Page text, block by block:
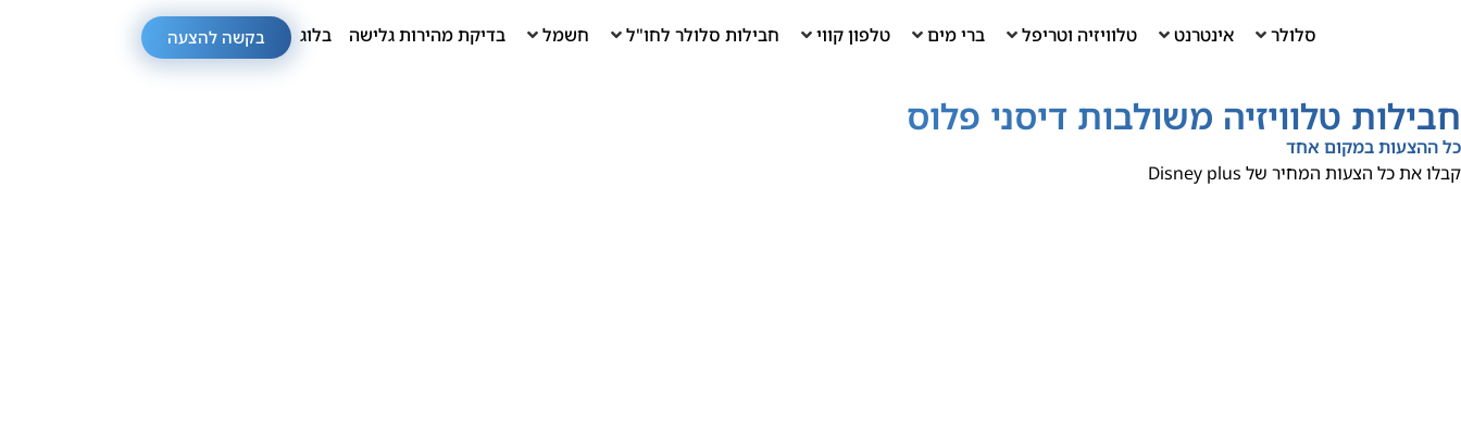
סלולר אינטרנט טלוויזיה וטריפל ברי מים טלפון קווי חבילות סלולר לחו"ל חשמל בדיקת מהירות גלישה בלוג בקשה להצעה
חבילות טלוויזיה משולבות דיסני פלוס
כל ההצעות במקום אחד
קבלו את כל הצעות המחיר של Disney plus